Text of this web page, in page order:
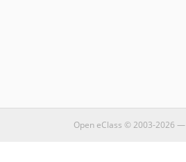
Open eClass © 2003-2026 —